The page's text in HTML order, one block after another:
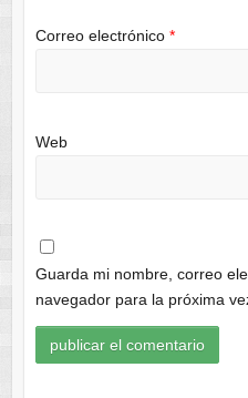
Correo electrónico *
Web
Guarda mi nombre, correo
navegador para la próxima